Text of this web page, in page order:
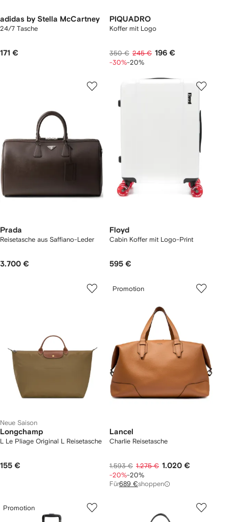
adidas by Stella McCartney
24/7 Tasche
171 €
PIQUADRO
Koffer mit Logo
350 € 245 € 196 €
-30%-20%
Prada
Reisetasche aus Saffiano-Leder
3.700 €
Floyd
Cabin Koffer mit Logo-Print
595 €
Neue Saison
Longchamp
L Le Pliage Original L Reisetasche
155 €
Promotion
Lancel
Charlie Reisetasche
1.593 € 1.275 € 1.020 €
-20%-20%
Für689 €shoppen
Promotion